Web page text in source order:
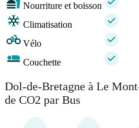
Nourriture et boisson
Climatisation
Vélo
Couchette
Dol-de-Bretagne à Le
de CO2 par Bus